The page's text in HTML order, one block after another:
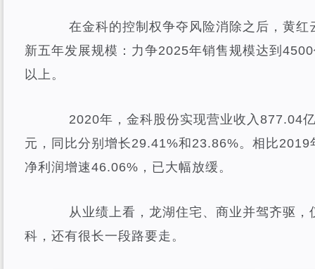
在金科的控制权争夺风险消除之后，黄红
新五年发展规模：力争2025年销售规模达到
以上。
2020年，金科股份实现营业收入877.04亿
元，同比分别增长29.41%和23.86%。相比
净利润增速46.06%，已大幅放缓。
从业绩上看，龙湖住宅、商业并驾齐驱，
科，还有很长一段路要走。